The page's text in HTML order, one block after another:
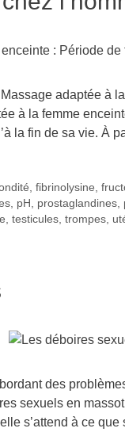
adaptée à
à la femme
la fin de sa vie. À
,fibrinolysine,
, pH , prostaglandines,
, testicules, trompes,
des
sexuels en
s’attend à ce